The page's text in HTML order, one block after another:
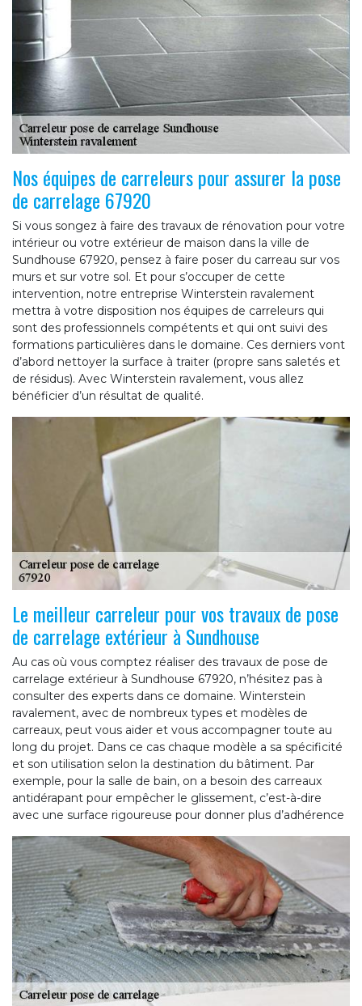
Nos équipes de carreleurs pour assurer la pose
de carrelage 67920
Si vous songez à faire des travaux de rénovation pour votre
intérieur ou votre extérieur de maison dans la ville de
Sundhouse 67920, pensez à faire poser du carreau sur vos
murs et sur votre sol. Et pour s’occuper de cette
intervention, notre entreprise Winterstein ravalement
mettra à votre disposition nos équipes de carreleurs qui
sont des professionnels compétents et qui ont suivi des
formations particulières dans le domaine. Ces derniers vont
d’abord nettoyer la surface à traiter (propre sans saletés et
de résidus). Avec Winterstein ravalement, vous allez
bénéficier d’un résultat de qualité.
Le meilleur carreleur pour vos travaux de pose
de carrelage extérieur à Sundhouse
Au cas où vous comptez réaliser des travaux de pose de
carrelage extérieur à Sundhouse 67920, n’hésitez pas à
consulter des experts dans ce domaine. Winterstein
ravalement, avec de nombreux types et modèles de
carreaux, peut vous aider et vous accompagner toute au
long du projet. Dans ce cas chaque modèle a sa spécificité
et son utilisation selon la destination du bâtiment. Par
exemple, pour la salle de bain, on a besoin des carreaux
antidérapant pour empêcher le glissement, c’est-à-dire
avec une surface rigoureuse pour donner plus d’adhérence